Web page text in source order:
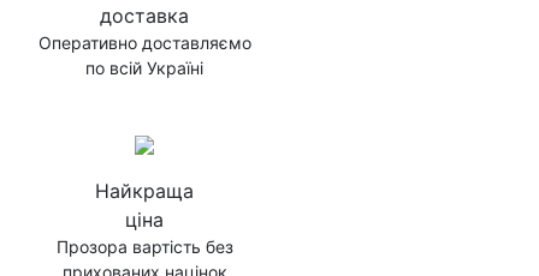
доставка
Оперативно доставляємо
по всій Україні
Найкраща
ціна
Прозора вартість без
прихованих націнок